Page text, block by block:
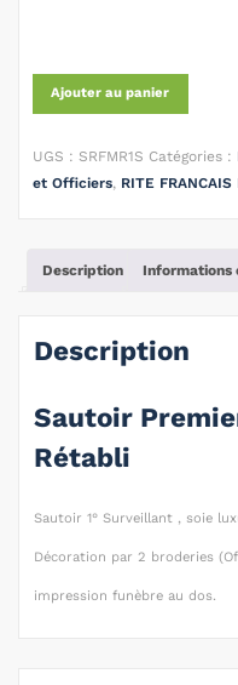
Ajouter au panier
UGS : SRFMR1S Catégories :
et Officiers, RITE FRANCAIS
Description Informations
Description
Sautoir
Rétabli
Sautoir 1° Surveillant , soie
Décoration par 2 broderies
impression funèbre au dos.